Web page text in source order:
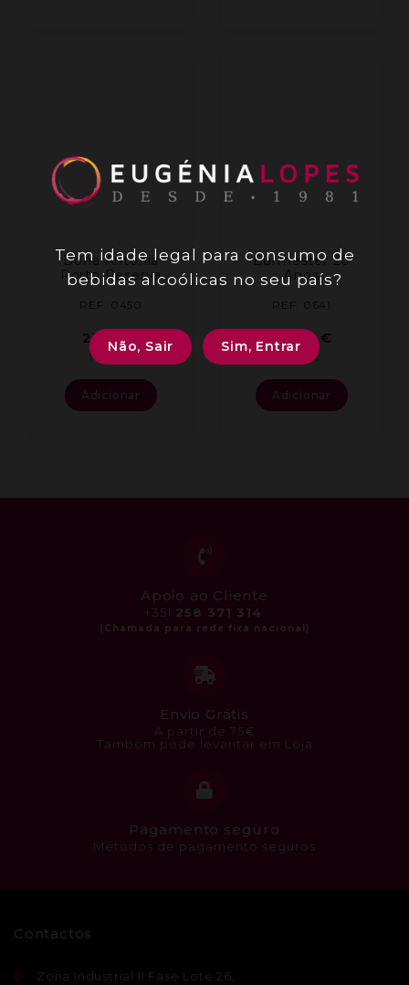
Dona Antonia
Porto Reserva
REF: 0450
21,23
IVA inc.
Adicionar
Burmester 20
Anos
REF: 0641
65,49€
IVA inc.
Adicionar
Apoio ao Cliente
+351 258 371 314
Envio Grátis
A partir de 75€
Também pode levantar em Loja
Pagamento seguro
Métodos de pagamento seguros
Contactos
Zona Industrial II Fase Lote 26,
Tem idade legal para consumo de
bebidas alcoólicas no seu país?
Não, Sair Sim, Entrar